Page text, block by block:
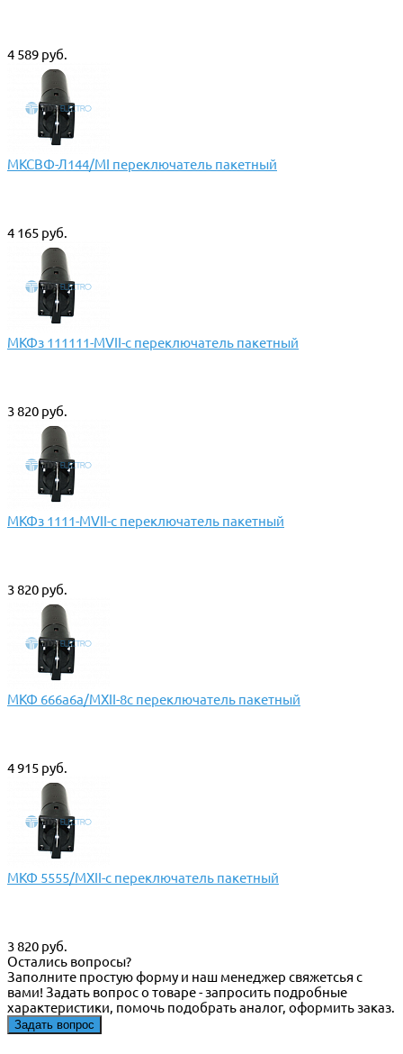
4 589 руб.
МКСВФ-Л144/МI переключатель пакетный
4 165 руб.
МКФз 111111-МVII-с переключатель пакетный
3 820 руб.
МКФз 1111-МVII-с переключатель пакетный
3 820 руб.
МКФ 666а6а/МХII-8с переключатель пакетный
4 915 руб.
МКФ 5555/МХII-с переключатель пакетный
3 820 руб.
Остались вопросы?
Заполните простую форму и наш менеджер свяжетсья с
вами! Задать вопрос о товаре - запросить подробные
характеристики, помочь подобрать аналог, оформить заказ.
Задать вопрос